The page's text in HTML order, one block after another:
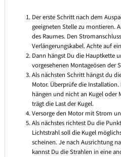
Der erste Schritt nach dem
geeigneten Stelle zu montieren.
des Raumes. Den
Verlängerungskabel. Achte auf
Dann hängst Du die Hauptkette
vorgesehenen Montageösen der
Als nächsten Schritt hängst du
Motor. Überprüfe die
hängen und nicht an Kugel oder
trägt die Last der Kugel.
Versorge den Motor mit Strom
Als nächstes richtest Du die
Lichtstrahl soll die Kugel
scheinen. Je nach Ausrichtung
kannst Du die Strahlen in eine